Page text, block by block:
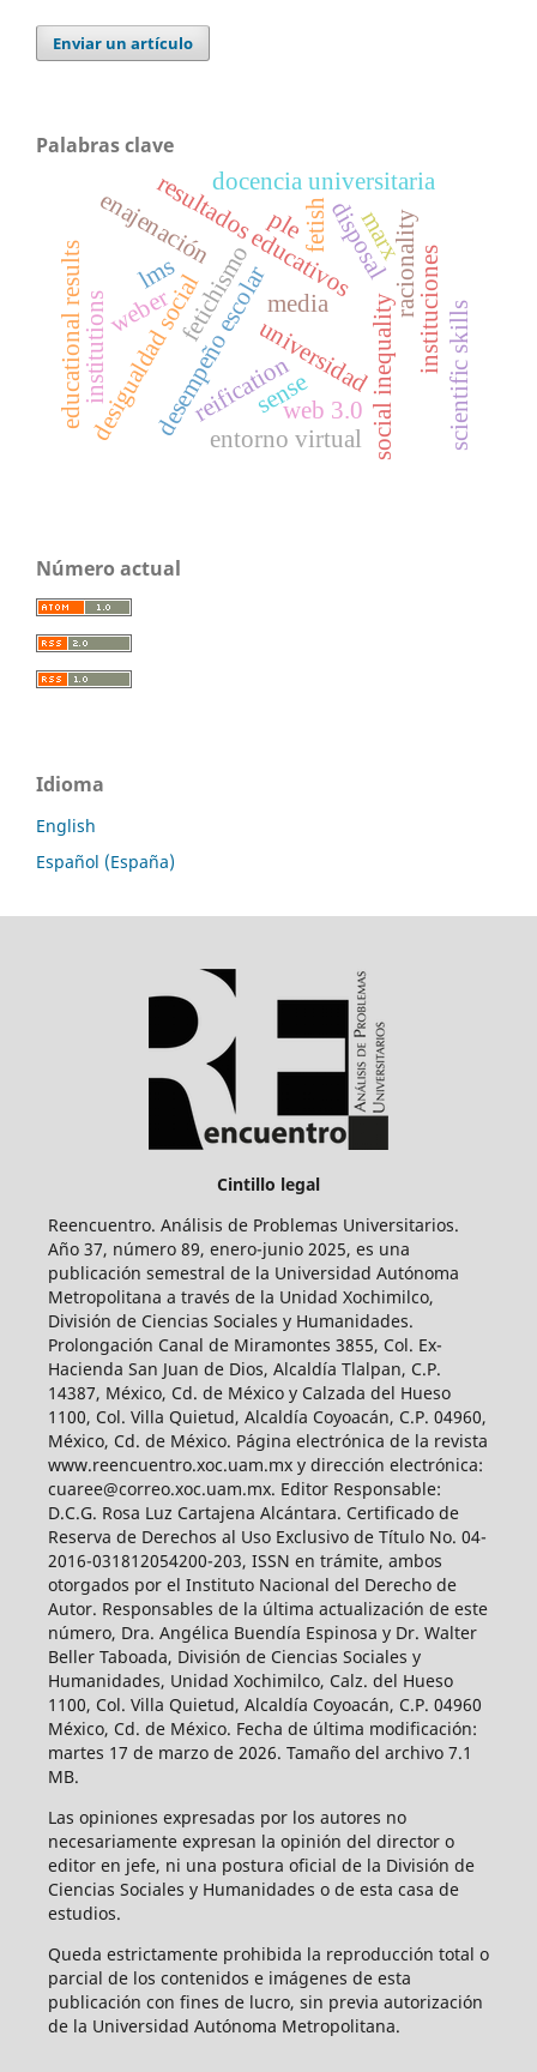
Enviar un artículo
Palabras clave
universidad
fetichismo
resultados educativos
desempeño escolar social inequality
desigualdad social
racionality
weber
institutions instituciones
fetishdisposal
reification
enajenación marx
educational results media scientific skills
ple
lms
entorno virtual
web 3.0
docencia universitaria
sense
Número actual
Idioma
English
Español (España)
Cintillo legal
Reencuentro. Análisis de Problemas Universitarios.
Año 37, número 89, enero-junio 2025, es una
publicación semestral de la Universidad Autónoma
Metropolitana a través de la Unidad Xochimilco,
División de Ciencias Sociales y Humanidades.
Prolongación Canal de Miramontes 3855, Col. Ex-
Hacienda San Juan de Dios, Alcaldía Tlalpan, C.P.
14387, México, Cd. de México y Calzada del Hueso
1100, Col. Villa Quietud, Alcaldía Coyoacán, C.P. 04960,
México, Cd. de México. Página electrónica de la revista
www.reencuentro.xoc.uam.mx y dirección electrónica:
cuaree@correo.xoc.uam.mx. Editor Responsable:
D.C.G. Rosa Luz Cartajena Alcántara. Certificado de
Reserva de Derechos al Uso Exclusivo de Título No. 04-
2016-031812054200-203, ISSN en trámite, ambos
otorgados por el Instituto Nacional del Derecho de
Autor. Responsables de la última actualización de este
número, Dra. Angélica Buendía Espinosa y Dr. Walter
Beller Taboada, División de Ciencias Sociales y
Humanidades, Unidad Xochimilco, Calz. del Hueso
1100, Col. Villa Quietud, Alcaldía Coyoacán, C.P. 04960
México, Cd. de México. Fecha de última modificación:
martes 17 de marzo de 2026. Tamaño del archivo 7.1
MB.
Las opiniones expresadas por los autores no
necesariamente expresan la opinión del director o
editor en jefe, ni una postura oficial de la División de
Ciencias Sociales y Humanidades o de esta casa de
estudios.
Queda estrictamente prohibida la reproducción total o
parcial de los contenidos e imágenes de esta
publicación con fines de lucro, sin previa autorización
de la Universidad Autónoma Metropolitana.